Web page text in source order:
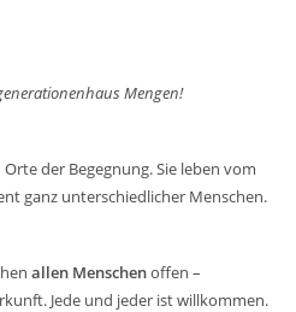
Mengen!
der Begegnung. Sie leben vom
ganz unterschiedlicher Menschen.
allen Menschenoffen –
Jede und jeder ist willkommen.